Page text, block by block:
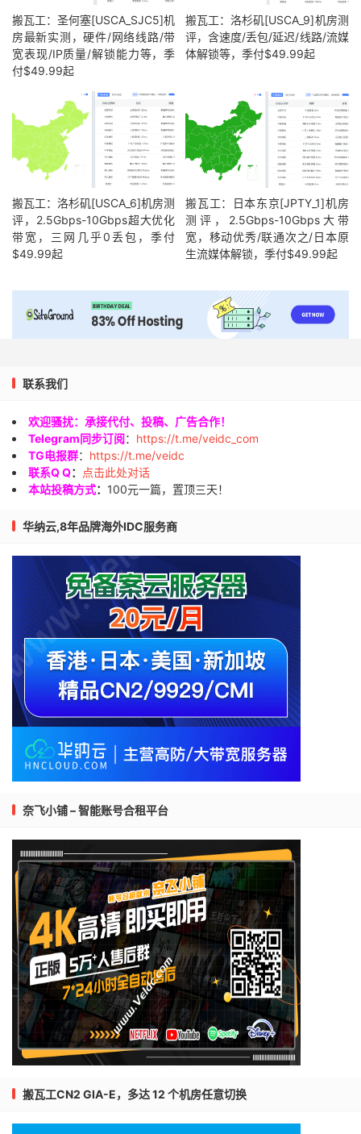
搬瓦工：圣何塞[USCA_SJC5]机
房最新实测，硬件/网络线路/带
宽表现/IP质量/解锁能力等，季
付$49.99起
搬瓦工：洛杉矶[USCA_9]机房测
评，含速度/丢包/延迟/线路/流媒
体解锁等，季付$49.99起
搬瓦工：洛杉矶[USCA_6]机房测
评，2.5Gbps-10Gbps超大优化
带宽，三网几乎0丢包，季付
$49.99起
搬瓦工：日本东京[JPTY_1]机房
测评，2.5Gbps-10Gbps大带
宽，移动优秀/联通次之/日本原
生流媒体解锁，季付$49.99起
联系我们
欢迎骚扰：承接代付、投稿、广告合作！
Telegram同步订阅： https://t.me/veidc_com
TG电报群： https://t.me/veidc
联系Q Q：
点击此处对话
本站投稿方式： 100元一篇，置顶三天！
华纳云,8年品牌海外IDC服务商
奈飞小铺 – 智能账号合租平台
搬瓦工CN2 GIA-E，多达 12 个机房任意切换